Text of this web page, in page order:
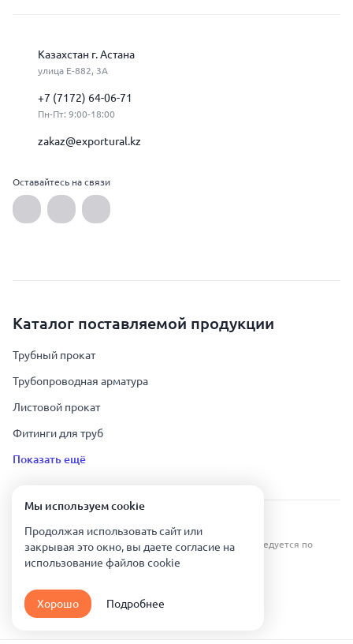
Казахстан г. Астана
улица Е-882, 3А
+7 (7172) 64-06-71
Пн-Пт: 9:00-18:00
zakaz@exportural.kz
Оставайтесь на связи
Каталог поставляемой продукции
Трубный прокат
Трубопроводная арматура
Листовой прокат
Фитинги для труб
Показать ещё
Урал Тех Экспорт — Казахстан © 2019-
Все права защищены. Копирование информации преследуется по
Карта сайта
Политика конфиденциальности
Мы используем сookie
Продолжая использовать сайт или
закрывая это окно, вы даете согласие на
использование файлов сookie
Хорошо Подробнее